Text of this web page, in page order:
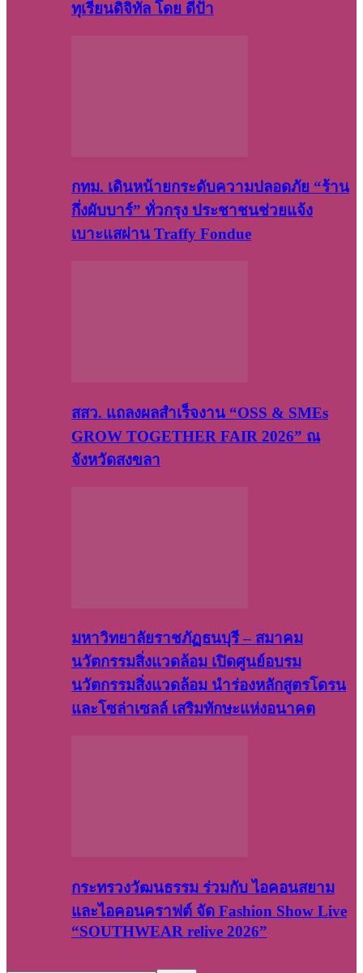
ทุเรียนดิจิทัล โดย ดีป้า
กทม. เดินหน้ายกระดับความปลอดภัย “ร้าน
กึ่งผับบาร์” ทั่วกรุง ประชาชนช่วยแจ้ง
เบาะแสผ่าน Traffy Fondue
สสว. แถลงผลสำเร็จงาน “OSS & SMEs
GROW TOGETHER FAIR 2026” ณ
จังหวัดสงขลา
มหาวิทยาลัยราชภัฏธนบุรี – สมาคม
นวัตกรรมสิ่งแวดล้อม เปิดศูนย์อบรม
นวัตกรรมสิ่งแวดล้อม นำร่องหลักสูตรโดรน
และโซล่าเซลล์ เสริมทักษะแห่งอนาคต
กระทรวงวัฒนธรรม ร่วมกับ ไอคอนสยาม
และไอคอนคราฟต์ จัด Fashion Show Live
“SOUTHWEAR relive 2026”